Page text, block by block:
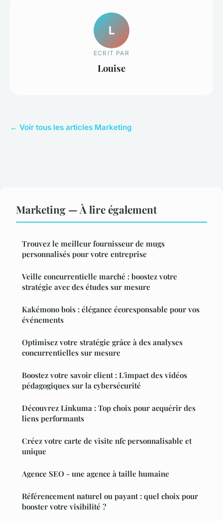
L
ECRIT PAR
Louise
← Voir tous les articles Marketing
Marketing — À lire également
Trouvez le meilleur fournisseur de mugs
personnalisés pour votre entreprise
Veille concurrentielle marché : boostez votre
stratégie avec des études sur mesure
Kakémono bois : élégance écoresponsable pour vos
événements
Optimisez votre stratégie grâce à des analyses
concurrentielles sur mesure
Boostez votre savoir client : L'impact des vidéos
pédagogiques sur la cybersécurité
Découvrez Linkuma : Top choix pour acquérir des
liens performants
Créez votre carte de visite nfc personnalisable et
unique
Agence SEO - une agence à taille humaine
Référencement naturel ou payant : quel choix pour
booster votre visibilité ?